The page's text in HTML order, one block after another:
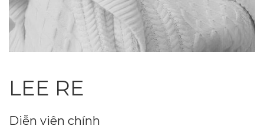
LEE RE
Diễn viên chính